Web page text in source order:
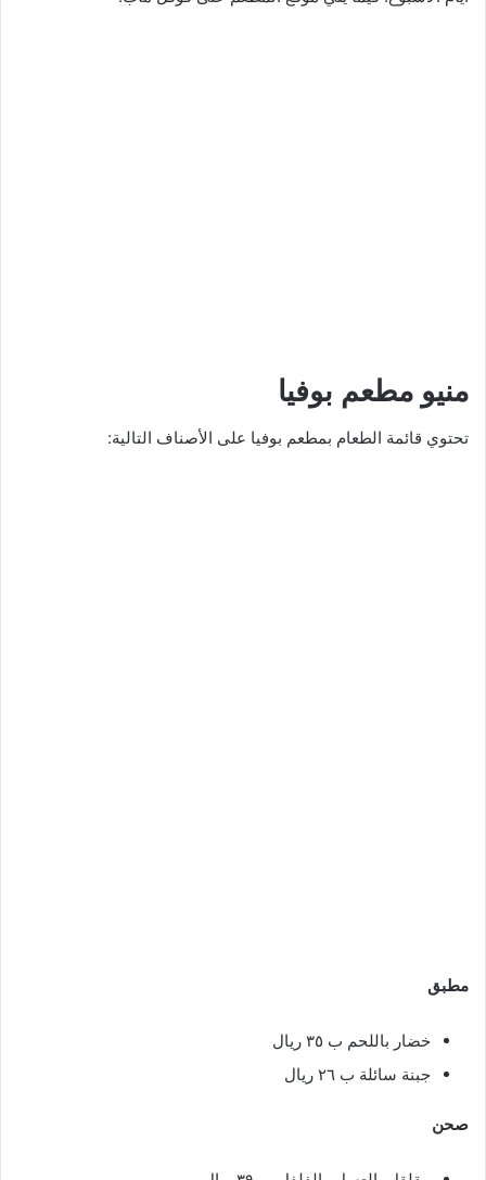
منيو مطعم بوفيا
تحتوي قائمة الطعام بمطعم بوفيا على الأصناف التالية:
مطبق
خضار باللحم ب ٣٥ ريال
جبنة سائلة ب ٢٦ ريال
صحن